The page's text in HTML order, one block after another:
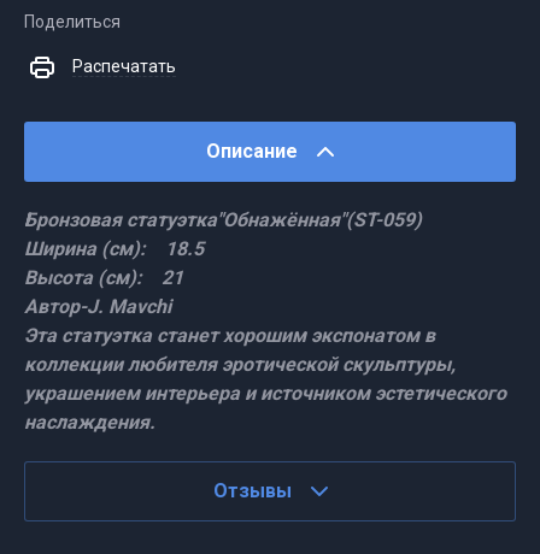
Поделиться
Распечатать
Описание
Бронзовая статуэтка"Обнажённая"(ST-059)
Ширина (см): 18.5
Высота (см): 21
Автор-J. Mavchi
Эта статуэтка станет хорошим экспонатом в
коллекции любителя эротической скульптуры,
украшением интерьера и источником эстетического
наслаждения.
Отзывы